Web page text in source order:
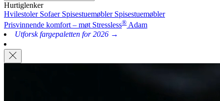
Hurtiglenker
Hvilestoler Sofaer Spisestuemøbler Spisestuemøbler
Prisvinnende komfort – møt Stressless® Adam
Utforsk fargepaletten for 2026 →